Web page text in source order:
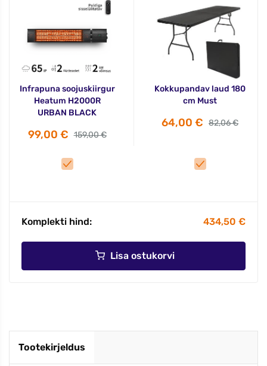
Infrapuna soojuskiirgur
Heatum H2000R
URBAN BLACK
99,00 € 159,00 €
Kokkupandav laud 180
cm Must
64,00 € 82,06 €
Komplekti hind: 434,50 €
Lisa ostukorvi
Tootekirjeldus